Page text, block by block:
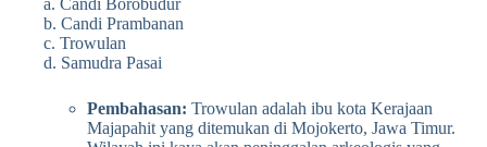
b. Candi Prambanan
c. Trowulan
d. Samudra Pasai
Pembahasan: Trowulan adalah ibu kota Kerajaan
Majapahit yang ditemukan di Mojokerto, Jawa Timur.